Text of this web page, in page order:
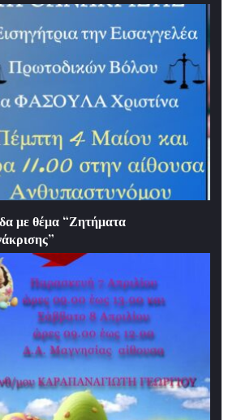
με θέμα “Ζητήματα